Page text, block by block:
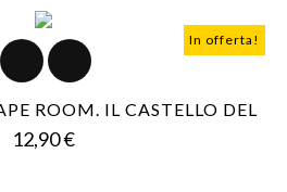
In offerta!
ROOM. IL CASTELLO DEL
12,90 €Prezzo